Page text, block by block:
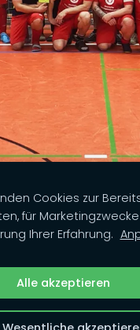
Cookies
Social Media-
Cookies zur
für
Ihrer Erfahrung.
Alle akzeptieren